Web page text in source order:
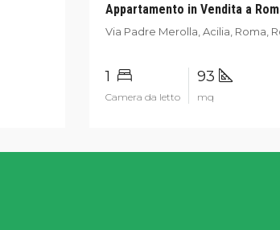
Appartamento in Vendita a
Via Padre Merolla, Acilia, Roma,
1
Camera da letto
93
mq